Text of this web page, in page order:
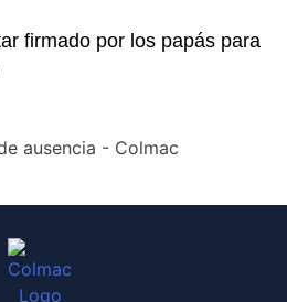
firmado por los papás para